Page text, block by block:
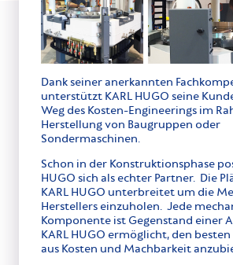
Dank seiner anerkannten
unterstützt KARL HUGO seine
Weg des Kosten-Engineerings im
Herstellung von Baugruppen oder
Sondermaschinen.
Schon in der Konstruktionsphase
HUGO sich als echter Partner. Die
KARL HUGO unterbreitet um die
Herstellers einzuholen. Jede
Komponente ist Gegenstand einer
KARL HUGO ermöglicht, den
aus Kosten und Machbarkeit